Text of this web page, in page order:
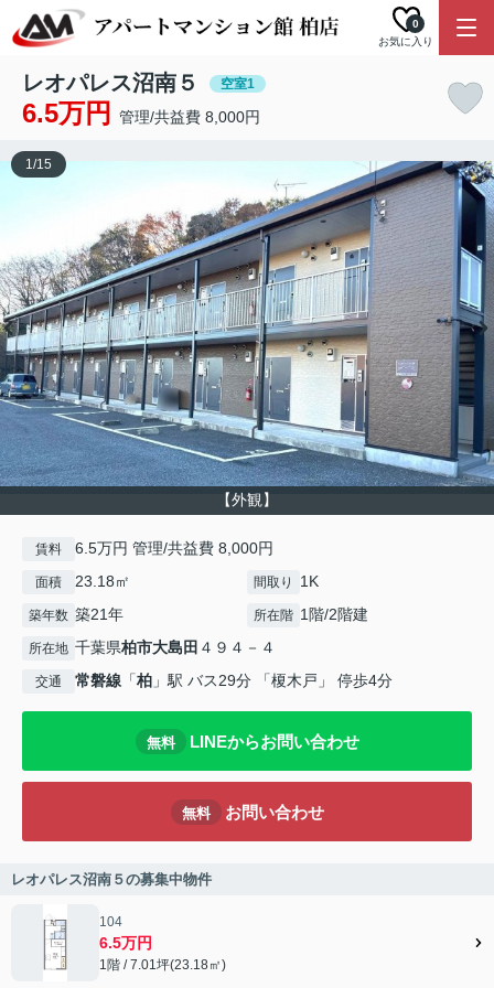
お気に入り
0
レオパレス沼南５ 空室1
6.5万円 管理/共益費 8,000円
【外観】
1/15
賃料 6.5万円 管理/共益費 8,000円
面積 23.18㎡ 間取り 1K
築年数 築21年 所在階 1階/2階建
所在地 千葉県柏市大島田 ４９４－４
交通 常磐線 「柏 」駅 バス29分 「榎木戸」 停歩4分
無料 LINEからお問い合わせ
無料 お問い合わせ
レオパレス沼南５の募集中物件
104
6.5万円
1階 / 7.01坪(23.18㎡)